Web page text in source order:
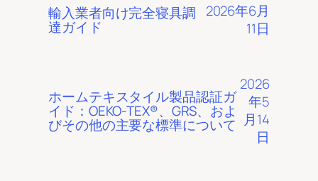
輸入業者向け完全寝具調
達ガイド
2026年6月
11日
ホームテキスタイル製品認証ガ
イド：OEKO-TEX®、GRS、およ
びその他の主要な標準について
2026
年5
月14
日